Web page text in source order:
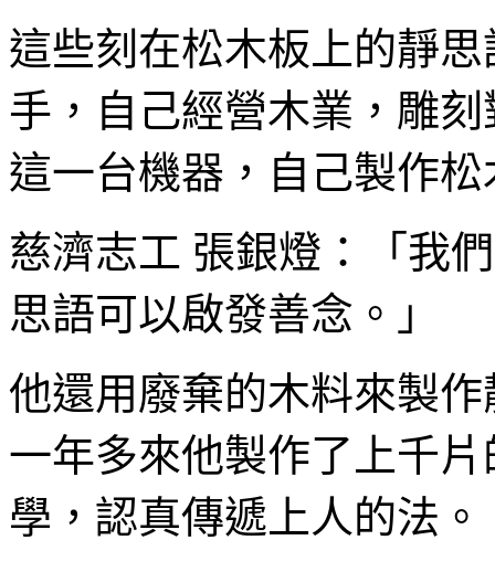
這些刻在松木板上的靜
手，自己經營木業，雕
這一台機器，自己製作
慈濟志工 張銀燈：「我
思語可以啟發善念。」
他還用廢棄的木料來製
一年多來他製作了上千
學，認真傳遞上人的法。